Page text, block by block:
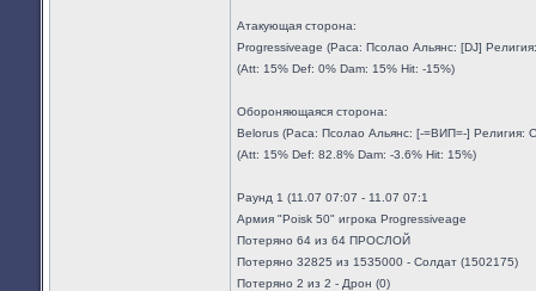
Атакующая сторона:
Progressiveage (Раса: Псолао Альянс: [DJ]
(Att: 15% Def: 0% Dam: 15% Hit: -15%)
Обороняющаяся сторона:
Belorus (Раса: Псолао Альянс: [-=ВИП=-] Религия:
(Att: 15% Def: 82.8% Dam: -3.6% Hit: 15%)
Раунд 1 (11.07 07:07 - 11.07 07:1
Армия "Poisk 50" игрока Progressiveage
Потеряно 64 из 64 ПРОСЛОЙ
Потеряно 32825 из 1535000 - Солдат (1502175)
Потеряно 2 из 2 - Дрон (0)